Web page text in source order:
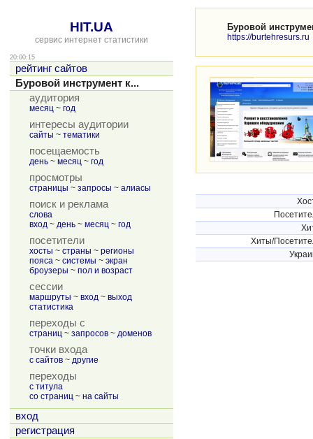
HIT.UA
сервис интернет статистики
20:00:15
рейтинг сайтов
Буровой инструмент к...
аудитория
месяц ~ год
интересы аудитории
сайты ~ тематики
посещаемость
день ~ месяц ~ год
просмотры
страницы ~ запросы ~ алиасы
поиск и реклама
слова
вход ~ день ~ месяц ~ год
посетители
хосты ~ страны ~ регионы
пояса ~ системы ~ экран
броузеры ~ пол и возраст
сессии
маршруты ~ вход ~ выход
статистика
переходы с
страниц ~ запросов ~ доменов
точки входа
с сайтов ~ другие
переходы
с титула
со страниц ~ на сайты
вход
регистрация
Буровой
https://burtehresurs.ru
Хиты/